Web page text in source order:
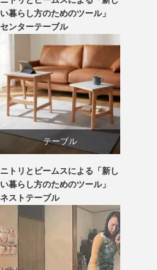
ニトリ
ビーチ
ライフスタイル
家具
い暮らし方のためのツール」
センターテーブル
テーブル
ニトリ
ブランディング
ニトリとビームスによる「新し
い暮らし方のためのツール」
ネストテーブル